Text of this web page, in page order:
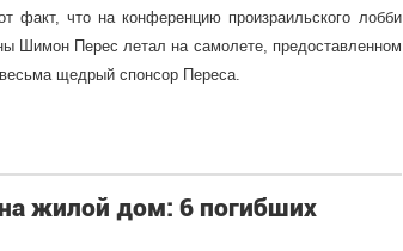
факт, что на конференцию произраильского лобби
Шимон Перес летал на самолете, предоставленном
щедрый спонсор Переса.
жилой дом: 6 погибших